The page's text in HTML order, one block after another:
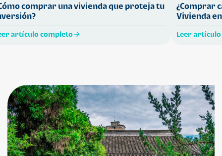
comprar una vivienda que proteja tu
artículo completo
¿Comprar
Vivienda
Leer